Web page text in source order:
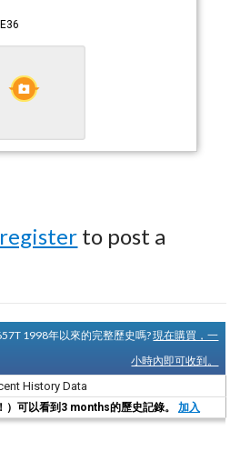
register to post a
1998年以來的完整歷史嗎?現在購買，一
小時內即可收到。
History Data
）可以看到3 months的歷史記錄。 加入